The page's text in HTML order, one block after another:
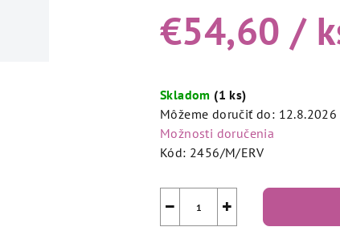
€54,60 /
cena:
Skladom (1 ks)
Môžeme doručiť do: 12.8.2026
Možnosti doručenia
Kód: 2456/M/ERV
+
−